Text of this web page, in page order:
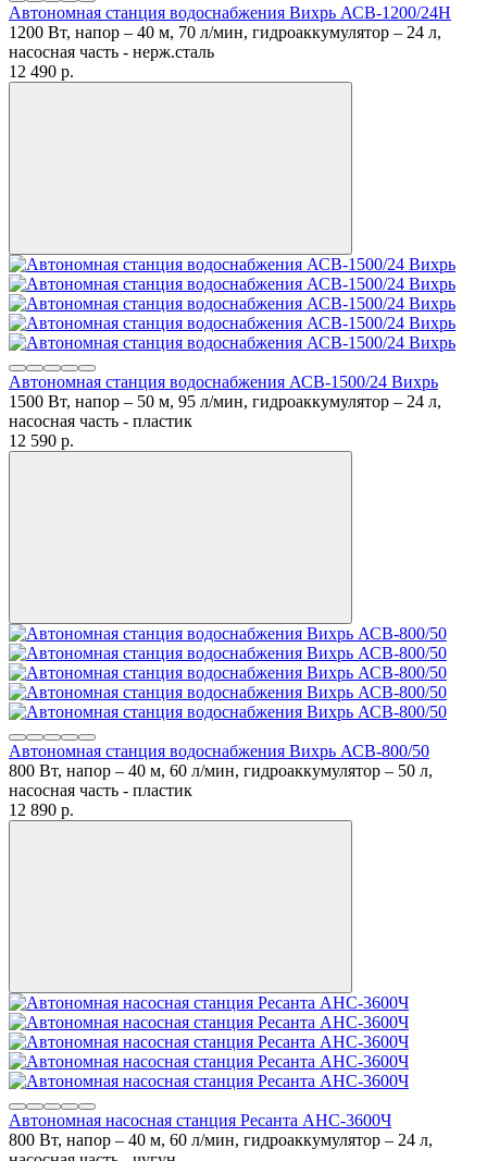
Автономная станция водоснабжения Вихрь АСВ-1200/24Н
1200 Вт, напор – 40 м, 70 л/мин, гидроаккумулятор – 24 л,
насосная часть - нерж.сталь
12 490 p.
Автономная станция водоснабжения АСВ-1500/24 Вихрь
1500 Вт, напор – 50 м, 95 л/мин, гидроаккумулятор – 24 л,
насосная часть - пластик
12 590 p.
Автономная станция водоснабжения Вихрь АСВ-800/50
800 Вт, напор – 40 м, 60 л/мин, гидроаккумулятор – 50 л,
насосная часть - пластик
12 890 p.
Автономная насосная станция Ресанта АНС-3600Ч
800 Вт, напор – 40 м, 60 л/мин, гидроаккумулятор – 24 л,